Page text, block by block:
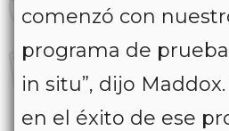
comenzó con
programa de
in situ”, dijo
en el éxito de ese